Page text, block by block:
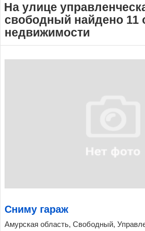
На улице
свободный найдено 11
недвижимости
Сниму гараж
Амурская область, Свободный,